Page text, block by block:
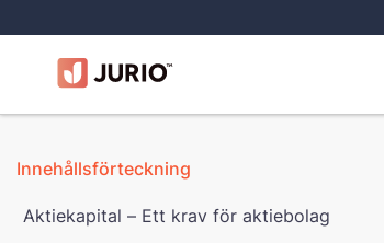
Innehållsförteckning
Aktiekapital – Ett krav för aktiebolag